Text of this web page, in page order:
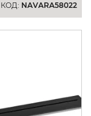
КОД: NAVARA58022